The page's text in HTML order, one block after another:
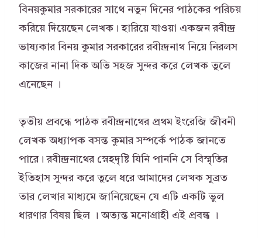
বিনয়কুমার সরকারের সাথে নতুন দিনের পাঠকের পরিচয়
করিয়ে দিয়েছেন লেখক। হারিয়ে যাওয়া একজন রবীন্দ্র
ভাষ্যকার বিনয় কুমার সরকারের রবীন্দ্রনাথ নিয়ে নিরলস
কাজের নানা দিক অতি সহজ সুন্দর করে লেখক তুলে
এনেছেন ।
তৃতীয় প্রবন্ধে পাঠক রবীন্দ্রনাথের প্রথম ইংরেজি জীবনী
লেখক অধ্যাপক বসন্ত কুমার সম্পর্কে পাঠক জানতে
পারে। রবীন্দ্রনাথের স্নেহদৃষ্টি যিনি পাননি সে বিস্মৃতির
ইতিহাস সুন্দর করে তুলে ধরে আমাদের লেখক সুব্রত
তার লেখার মাধ্যমে জানিয়েছেন যে এটি একটি ভুল
ধারণার বিষয় ছিল । অত্যন্ত মনোগ্রাহী এই প্রবন্ধ ।